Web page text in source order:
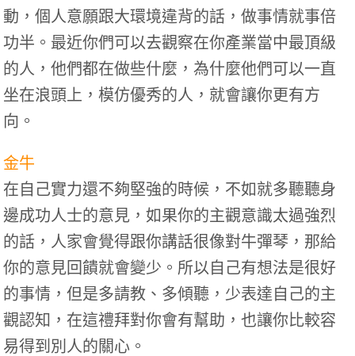
動，個人意願跟大環境違背的話，做事情就事倍
功半。最近你們可以去觀察在你產業當中最頂級
的人，他們都在做些什麼，為什麼他們可以一直
坐在浪頭上，模仿優秀的人，就會讓你更有方
向。
金牛
在自己實力還不夠堅強的時候，不如就多聽聽身
邊成功人士的意見，如果你的主觀意識太過強烈
的話，人家會覺得跟你講話很像對牛彈琴，那給
你的意見回饋就會變少。所以自己有想法是很好
的事情，但是多請教、多傾聽，少表達自己的主
觀認知，在這禮拜對你會有幫助，也讓你比較容
易得到別人的關心。